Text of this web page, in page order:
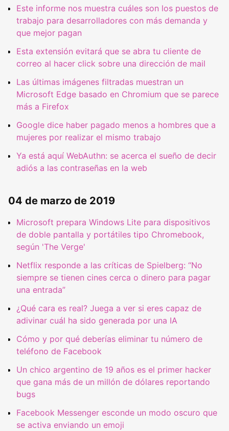
Este informe nos muestra cuáles son los puestos de
trabajo para desarrolladores con más demanda y
que mejor pagan
Esta extensión evitará que se abra tu cliente de
correo al hacer click sobre una dirección de mail
Las últimas imágenes filtradas muestran un
Microsoft Edge basado en Chromium que se parece
más a Firefox
Google dice haber pagado menos a hombres que a
mujeres por realizar el mismo trabajo
Ya está aquí WebAuthn: se acerca el sueño de decir
adiós a las contraseñas en la web
04 de marzo de 2019
Microsoft prepara Windows Lite para dispositivos
de doble pantalla y portátiles tipo Chromebook,
según 'The Verge'
Netflix responde a las críticas de Spielberg: “No
siempre se tienen cines cerca o dinero para pagar
una entrada”
¿Qué cara es real? Juega a ver si eres capaz de
adivinar cuál ha sido generada por una IA
Cómo y por qué deberías eliminar tu número de
teléfono de Facebook
Un chico argentino de 19 años es el primer hacker
que gana más de un millón de dólares reportando
bugs
Facebook Messenger esconde un modo oscuro que
se activa enviando un emoji